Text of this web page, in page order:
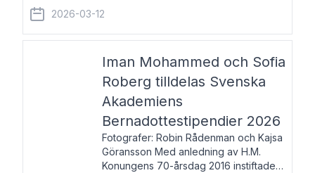
Johan Erséus, född 1959, är fackboksförfattare och
journalist med mångårigt för
2026-03-12
Iman Mohammed och Sofia
Roberg tilldelas Svenska
Akademiens
Bernadottestipendier 2026
Fotografer: Robin Rådenman och Kajsa
Göransson Med anledning av H.M.
Konungens 70-årsdag 2016 instiftade